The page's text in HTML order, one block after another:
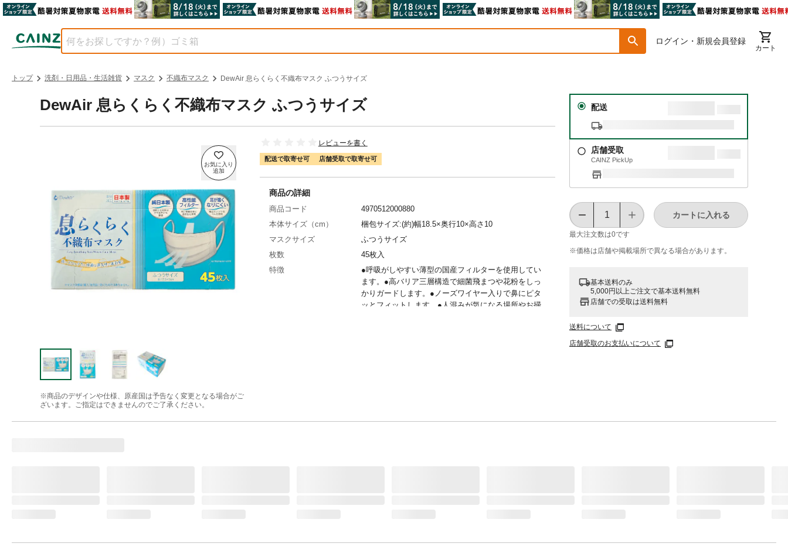
ログイン・新規会員登録
カート
トップ 洗剤・日用品・生活雑貨 マスク 不織布マスク DewAir 息らくらく不織布マスク ふつうサイズ
DewAir 息らくらく不織布マスク ふつうサイズ
※商品のデザインや仕様、原産国は予告なく変更となる場合がご
ざいます。ご指定はできませんのでご了承ください。
レビューを書く
配送で取寄せ可 店舗受取で取寄せ可
配送
店舗受取
CAINZ PickUp
最大注文数は0です
カートに入れる
※価格は​店舗や​掲載場所で​異なる​場合が​あります。
基本送料のみ
5,000円以上ご注文で基本送料無料
店舗での受取は送料無料
送料について
店舗受取のお支払いについて
商品の詳細
商品コード
4970512000880
本体サイズ（cm）
梱包サイズ:(約)幅18.5×奥行10×高さ10
マスクサイズ
ふつうサイズ
枚数
45枚入
特徴
●呼吸がしやすい薄型の国産フィルターを使用してい
ます。●高バリア三層構造で細菌飛まつや花粉をしっ
かりガードします。●ノーズワイヤー入りで鼻にピタ
ッとフィットします。●人混みが気になる場所やお掃